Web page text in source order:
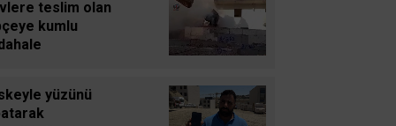
Dönem: Kerkük’ten
Ceyhan’a Stratejik Birleşme
Ahmet Süreyya DURNA
SARAYKENT’TE ŞİİR ŞÖLENİ
teslim olan
kumlu
yüzünü